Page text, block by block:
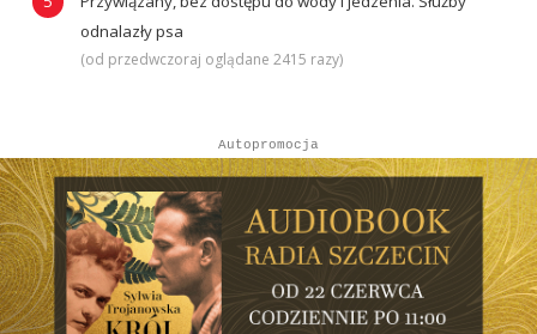
odnalazły psa
(od przedwczoraj oglądane 2415 razy)
Autopromocja